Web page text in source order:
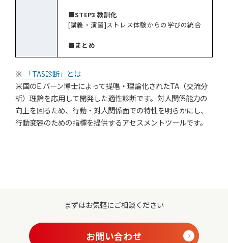
■STEP3 教訓化
[講義・演習]ストレス体験からの学びの統合
■まとめ
※
「TAS診断」とは
米国のE.バーン博士によって提唱・理論化されたTA（交流分
析）理論を応用して開発した適性診断です。対人関係能力の
向上を図るため、行動・対人関係面での特性を明らかにし、
行動変容のための指標を提供するアセスメントツールです。
まずはお気軽にご相談ください
お問い合わせ